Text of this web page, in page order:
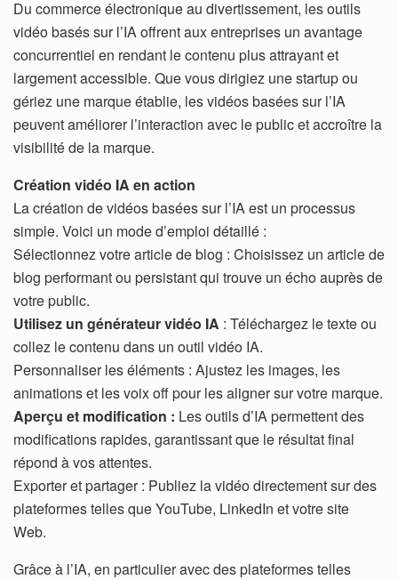
Du commerce électronique au divertissement, les outils
vidéo basés sur l’IA offrent aux entreprises un avantage
concurrentiel en rendant le contenu plus attrayant et
largement accessible. Que vous dirigiez une startup ou
gériez une marque établie, les vidéos basées sur l’IA
peuvent améliorer l’interaction avec le public et accroître la
visibilité de la marque.
Création vidéo IA en action
La création de vidéos basées sur l’IA est un processus
simple. Voici un mode d’emploi détaillé :
Sélectionnez votre article de blog : Choisissez un article de
blog performant ou persistant qui trouve un écho auprès de
votre public.
Utilisez un générateur vidéo IA : Téléchargez le texte ou
collez le contenu dans un outil vidéo IA.
Personnaliser les éléments : Ajustez les images, les
animations et les voix off pour les aligner sur votre marque.
Aperçu et modification : Les outils d’IA permettent des
modifications rapides, garantissant que le résultat final
répond à vos attentes.
Exporter et partager : Publiez la vidéo directement sur des
plateformes telles que YouTube, LinkedIn et votre site
Web.
Grâce à l’IA, en particulier avec des plateformes telles